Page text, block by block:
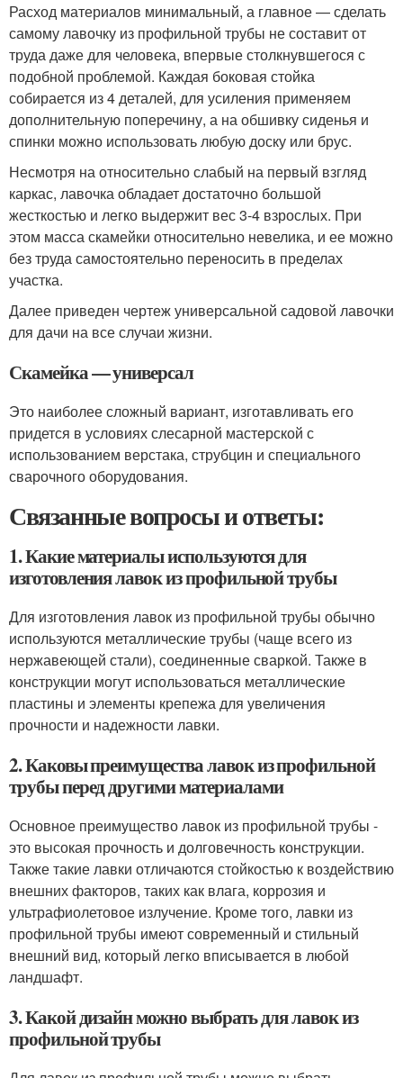
Расход материалов минимальный, а главное — сделать
самому лавочку из профильной трубы не составит от
труда даже для человека, впервые столкнувшегося с
подобной проблемой. Каждая боковая стойка
собирается из 4 деталей, для усиления применяем
дополнительную поперечину, а на обшивку сиденья и
спинки можно использовать любую доску или брус.
Несмотря на относительно слабый на первый взгляд
каркас, лавочка обладает достаточно большой
жесткостью и легко выдержит вес 3-4 взрослых. При
этом масса скамейки относительно невелика, и ее можно
без труда самостоятельно переносить в пределах
участка.
Далее приведен чертеж универсальной садовой лавочки
для дачи на все случаи жизни.
Скамейка — универсал
Это наиболее сложный вариант, изготавливать его
придется в условиях слесарной мастерской с
использованием верстака, струбцин и специального
сварочного оборудования.
Связанные вопросы и ответы:
1. Какие материалы используются для
изготовления лавок из профильной трубы
Для изготовления лавок из профильной трубы обычно
используются металлические трубы (чаще всего из
нержавеющей стали), соединенные сваркой. Также в
конструкции могут использоваться металлические
пластины и элементы крепежа для увеличения
прочности и надежности лавки.
2. Каковы преимущества лавок из профильной
трубы перед другими материалами
Основное преимущество лавок из профильной трубы -
это высокая прочность и долговечность конструкции.
Также такие лавки отличаются стойкостью к воздействию
внешних факторов, таких как влага, коррозия и
ультрафиолетовое излучение. Кроме того, лавки из
профильной трубы имеют современный и стильный
внешний вид, который легко вписывается в любой
ландшафт.
3. Какой дизайн можно выбрать для лавок из
профильной трубы